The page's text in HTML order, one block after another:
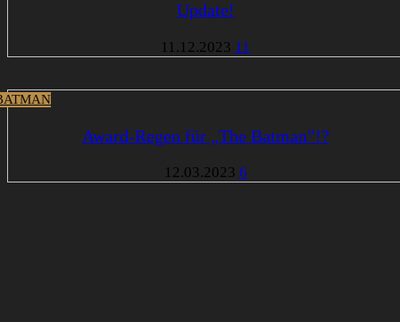
Update!
11.12.2023 11
Award-Regen für „The Batman”!?
12.03.2023 6